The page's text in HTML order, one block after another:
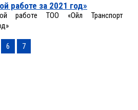
работе за 2021 год»
работе ТОО «Ойл Транспорт
6 7